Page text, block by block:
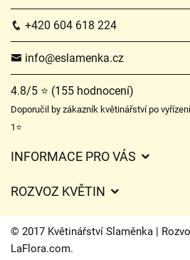
+420 604 618 224
info@eslamenka.cz
4.8/5 ⭐ (155 hodnocení)
Doporučil by zákazník květinářství po
1⭐
INFORMACE PRO VÁS
Ochrana osobních údajů
Často kladené dotazy
ROZVOZ KVĚTIN
Ceny za doručení
Kam doručujeme květiny
© 2017 Květinářství Slaměnka |
LaFlora.com.